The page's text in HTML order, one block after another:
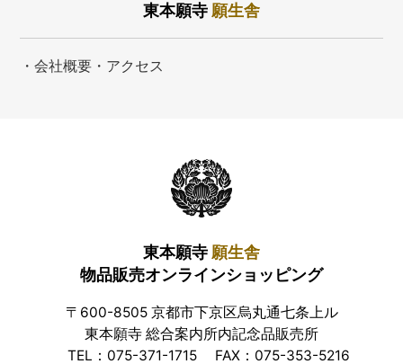
東本願寺 願生舎
・会社概要・アクセス
東本願寺願生舎
物品販売オンラインショッピング
〒600-8505 京都市下京区烏丸通七条上ル
東本願寺 総合案内所内記念品販売所
TEL：075-371-1715
FAX：075-353-5216